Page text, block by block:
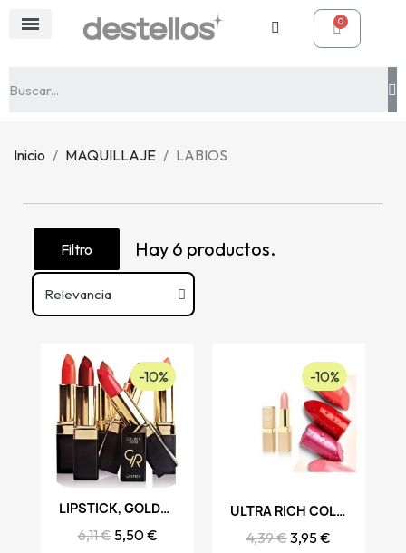
Inicio MAQUILLAJE LABIOS
Hay 6 productos.
Filtro
Vista rápida
-10%
LIPSTICK, GOLDEN ROSE
6,11 € 5,50 €
Vista rápida
-10%
ULTRA RICH COLOR, GOLDEN ROSE
4,39 €3,95 €